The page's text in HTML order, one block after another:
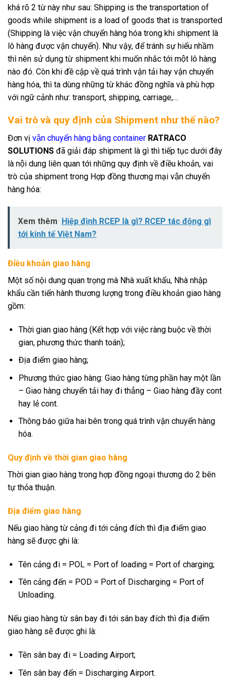
khá rõ 2 từ này như sau: Shipping is the transportation of
goods while shipment is a load of goods that is transported
(Shipping là việc vận chuyển hàng hóa trong khi shipment là
lô hàng được vận chuyển). Như vậy, để tránh sự hiểu nhầm
thì nên sử dụng từ shipment khi muốn nhắc tới một lô hàng
nào đó. Còn khi đề cập về quá trình vận tải hay vận chuyển
hàng hóa, thì ta dùng những từ khác đồng nghĩa và phù hợp
với ngữ cảnh như: transport, shipping, carriage,…
Vai trò và quy định của Shipment như thế nào?
Đơn vị vận chuyển hàng bằng container RATRACO
SOLUTIONS đã giải đáp shipment là gì thì tiếp tục dưới đây
là nội dung liên quan tới những quy định về điều khoản, vai
trò của shipment trong Hợp đồng thương mại vận chuyển
hàng hóa:
Xem thêm Hiệp định RCEP là gì? RCEP tác động gì
tới kinh tế Việt Nam?
Điều khoản giao hàng
Một số nội dung quan trọng mà Nhà xuất khẩu, Nhà nhập
khẩu cần tiến hành thương lượng trong điều khoản giao hàng
gồm:
Thời gian giao hàng (Kết hợp với việc ràng buộc về thời
gian, phương thức thanh toán);
Địa điểm giao hàng;
Phương thức giao hàng: Giao hàng từng phần hay một lần
– Giao hàng chuyển tải hay đi thẳng – Giao hàng đầy cont
hay lẻ cont.
Thông báo giữa hai bên trong quá trình vận chuyển hàng
hóa.
Quy định về thời gian giao hàng
Thời gian giao hàng trong hợp đồng ngoại thương do 2 bên
tự thỏa thuận.
Địa điểm giao hàng
Nếu giao hàng từ cảng đi tới cảng đích thì địa điểm giao
hàng sẽ được ghi là:
Tên cảng đi = POL = Port of loading = Port of charging;
Tên cảng đến = POD = Port of Discharging = Port of
Unloading.
Nếu giao hàng từ sân bay đi tới sân bay đích thì địa điểm
giao hàng sẽ được ghi là:
Tên sân bay đi = Loading Airport;
Tên sân bay đến = Discharging Airport.